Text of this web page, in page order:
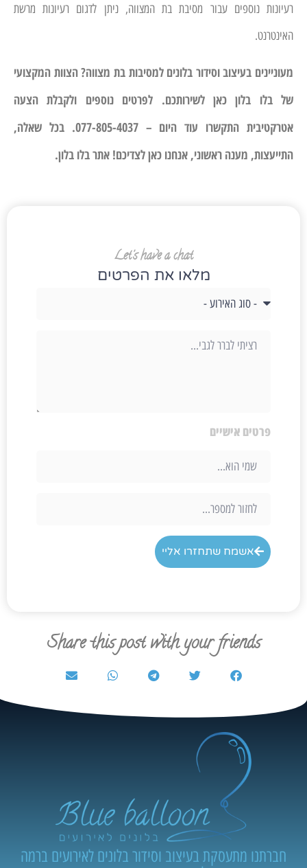
Let's have a chat
מלאו את הפרטים
פרטים אישיים
אשמח שתחזרו אליי
רעיונות נוספים עבור מסיבת בת המצווה, ניתן לדגום רעיונות מרשת
האינטרנט.
מעוניינים בעיצוב וסידור בלונים למסיבות בת מצווה? הצוות המקצועי
של בלו בלון כאן לשירותכם. לפרטים נוספים ולקבלת הצעה
אטרקטיבית התקשרו עוד היום – 077-805-4037. בכל שאלה,
התייעצות, מענה ראשוני, אנחנו כאן לצדיכם! אתר בלו בלון.
Share this post with your friends
חברתנו מתעסקת בעיצוב וסידור בלונים לאירועים ברמה